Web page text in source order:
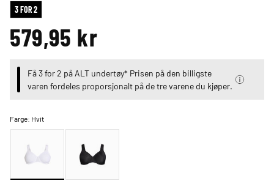
3 FOR 2
579,95 kr
Få 3 for 2 på ALT undertøy* Prisen på den billigste
varen fordeles proporsjonalt på de tre varene du kjøper.
Farge: Hvit